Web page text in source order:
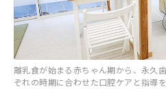
離乳食が始まる赤ちゃん期から、永久
ぞれの時期に合わせた口腔ケアと指導